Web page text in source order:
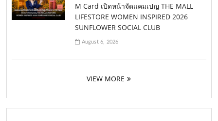
M Card เปิดหน้าจัดแคมเปญ THE MALL
LIFESTORE WOMEN INSPIRED 2026
SUNFLOWER SOCIAL CLUB
August 6, 2026
VIEW MORE